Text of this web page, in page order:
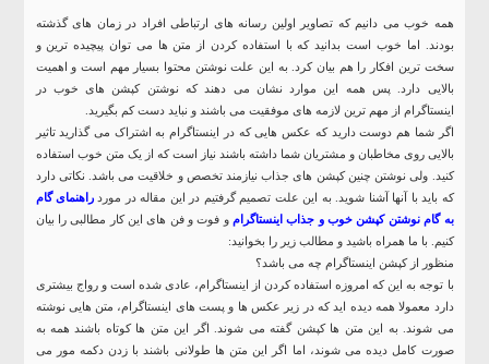
همه خوب می دانیم که تصاویر اولین رسانه های ارتباطی افراد در زمان های گذشته
بودند. اما خوب است بدانید که با استفاده کردن از متن ها می توان پیچیده ترین و
سخت ترین افکار را هم بیان کرد. به این علت نوشتن محتوا بسیار مهم است و اهمیت
بالایی دارد. پس همه این موارد نشان می دهند که نوشتن کپشن های خوب در
اینستاگرام از مهم ترین لازمه های موفقیت می باشند و نباید دست کم بگیرید.
اگر شما هم دوست دارید که عکس هایی که در اینستاگرام به اشتراک می گذارید تاثیر
بالایی روی مخاطبان و مشتریان شما داشته باشند نیاز است که از یک متن خوب استفاده
کنید. ولی نوشتن چنین کپشن های جذاب نیازمند تخصص و خلاقیت می باشد. نکاتی دارد
که باید با آنها آشنا شوید. به این علت تصمیم گرفتیم در این مقاله در موردراهنمای گام
به گام نوشتن کپشن خوب و جذاب اینستاگرام و فوت و فن های این کار مطالبی را بیان
کنیم. با ما همراه باشید و مطالب زیر را بخوانید:
منظور از کپشن اینستاگرام چه می باشد؟
با توجه به این که امروزه استفاده کردن از اینستاگرام، عادی شده است و رواج بیشتری
دارد معمولا همه دیده اید که در زیر عکس ها و پست های اینستاگرام، متن هایی نوشته
می شوند. به این متن ها کپشن گفته می شوند. اگر این متن ها کوتاه باشند همه به
صورت کامل دیده می شوند، اما اگر این متن ها طولانی باشند با زدن دکمه مور می